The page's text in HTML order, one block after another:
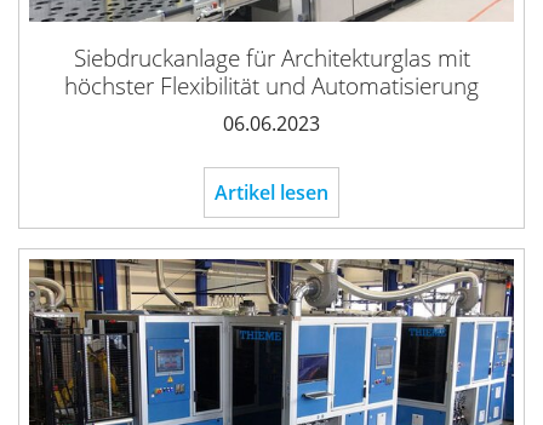
Siebdruckanlage für Architekturglas mit
höchster Flexibilität und Automatisierung
06.06.2023
Artikel lesen